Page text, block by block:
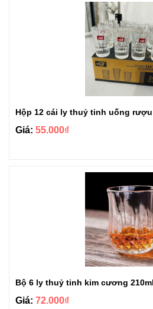
Hộp 12 cái ly thuỷ tinh uống rượu
Giá: 55.000₫
Bộ 6 ly thuỷ tinh kim cương
Giá: 72.000₫